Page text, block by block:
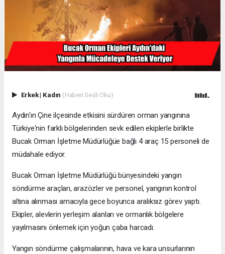
Erkek| Kadın (Haberi Sesli Oku)
Aydın'ın Çine ilçesinde etkisini sürdüren orman yangınına
Türkiye'nin farklı bölgelerinden sevk edilen ekiplerle birlikte
Bucak Orman İşletme Müdürlüğüe bağlı 4 araç 15 personeli de
müdahale ediyor.
Bucak Orman İşletme Müdürlüğü bünyesindeki yangın
söndürme araçları, arazözler ve personel, yangının kontrol
altına alınması amacıyla gece boyunca aralıksız görev yaptı.
Ekipler, alevlerin yerleşim alanları ve ormanlık bölgelere
yayılmasını önlemek için yoğun çaba harcadı.
Yangın söndürme çalışmalarının, hava ve kara unsurlarının